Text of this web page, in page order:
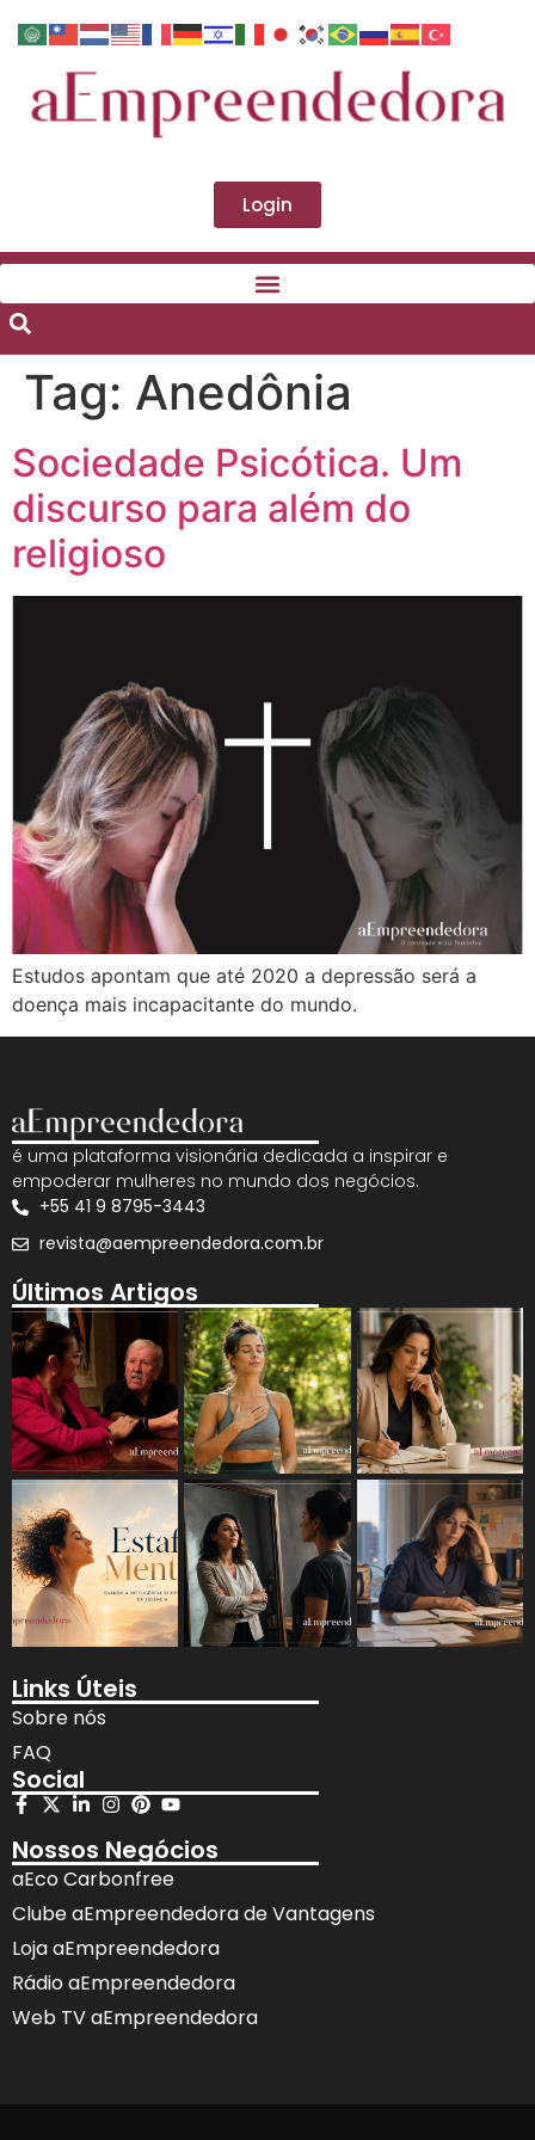
Login
Tag: Anedônia
Sociedade Psicótica. Um
discurso para além do
religioso
Estudos apontam que até 2020 a depressão será a
doença mais incapacitante do mundo.
é uma plataforma visionária dedicada a inspirar e
empoderar mulheres no mundo dos negócios.
+55 41 9 8795-3443
revista@aempreendedora.com.br
Últimos Artigos
Links Úteis
Sobre nós
FAQ
Social
Nossos Negócios
aEco Carbonfree
Clube aEmpreendedora de Vantagens
Loja aEmpreendedora
Rádio aEmpreendedora
Web TV aEmpreendedora